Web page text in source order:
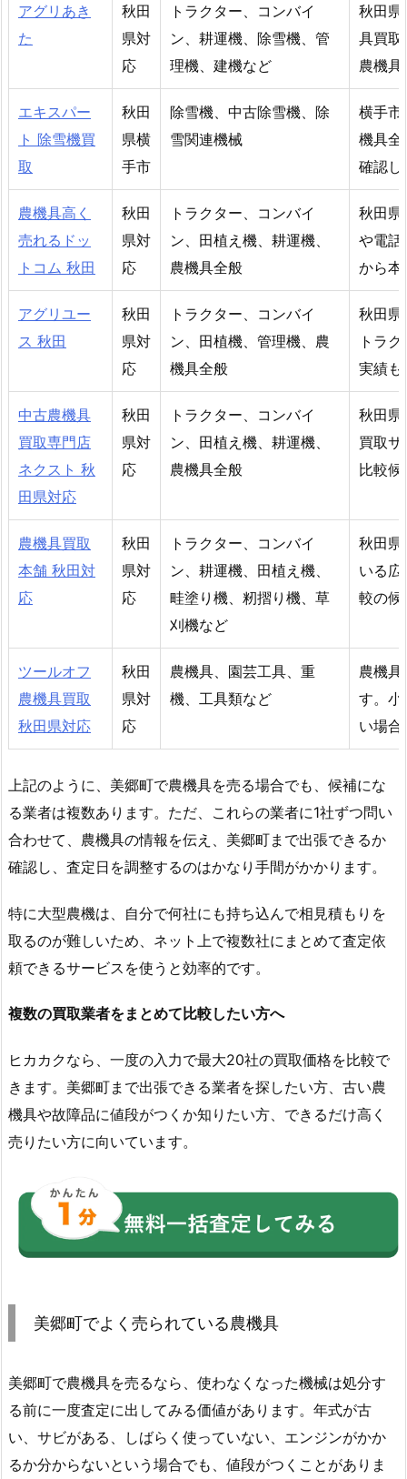
アグリあき
た
秋田
県対
応
トラクター、コンバイ
ン、耕運機、除雪機、管
理機、建機など
秋田県
具買取
農機
エキスパー
ト 除雪機買
取
秋田
県横
手市
除雪機、中古除雪機、除
雪関連機械
横手市
機具全
確認し
農機具高く
売れるドッ
トコム 秋田
秋田
県対
応
トラクター、コンバイ
ン、田植え機、耕運機、
農機具全般
秋田県
や電話
から本
アグリユー
ス 秋田
秋田
県対
応
トラクター、コンバイ
ン、田植機、管理機、農
機具全般
秋田県
トラ
実績も
中古農機具
買取専門店
ネクスト 秋
田県対応
秋田
県対
応
トラクター、コンバイ
ン、田植え機、耕運機、
農機具全般
秋田県
買取
比較候
農機具買取
本舗 秋田対
応
秋田
県対
応
トラクター、コンバイ
ン、耕運機、田植え機、
畦塗り機、籾摺り機、草
刈機など
秋田県
いる
較の候
ツールオフ
農機具買取
秋田県対応
秋田
県対
応
農機具、園芸工具、重
機、工具類など
農機
す。小
い場合
上記のように、美郷町で農機具を売る場合でも、候補にな
る業者は複数あります。ただ、これらの業者に1社ずつ問い
合わせて、農機具の情報を伝え、美郷町まで出張できるか
確認し、査定日を調整するのはかなり手間がかかります。
特に大型農機は、自分で何社にも持ち込んで相見積もりを
取るのが難しいため、ネット上で複数社にまとめて査定依
頼できるサービスを使うと効率的です。
複数の買取業者をまとめて比較したい方へ
ヒカカクなら、一度の入力で最大20社の買取価格を比較で
きます。美郷町まで出張できる業者を探したい方、古い農
機具や故障品に値段がつくか知りたい方、できるだけ高く
売りたい方に向いています。
美郷町でよく売られている農機具
美郷町で農機具を売るなら、使わなくなった機械は処分す
る前に一度査定に出してみる価値があります。年式が古
い、サビがある、しばらく使っていない、エンジンがかか
るか分からないという場合でも、値段がつくことがありま